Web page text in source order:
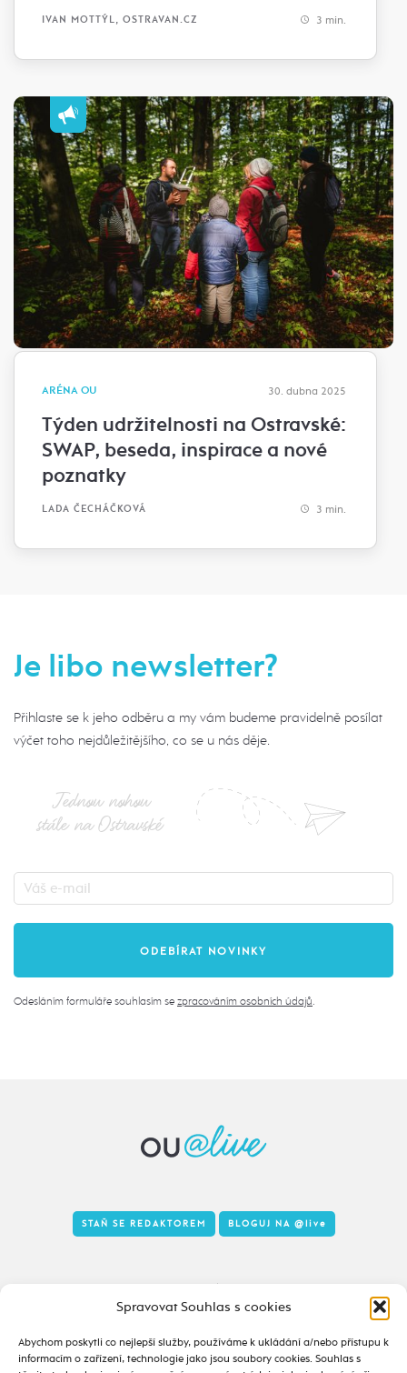
Spravovat Souhlas s cookies
Abychom poskytli co nejlepší služby, používáme k ukládání a/nebo přístupu k
informacím o zařízení, technologie jako jsou soubory cookies. Souhlas s
IVAN MOTTÝL, OSTRAVAN.CZ 3 min.
ARÉNA OU 30. dubna 2025
Týden udržitelnosti na Ostravské:
SWAP, beseda, inspirace a nové
poznatky
LADA ČECHÁČKOVÁ 3 min.
Je libo newsletter?
Přihlaste se k jeho odběru a my vám budeme pravidelně posílat
výčet toho nejdůležitějšího, co se u nás děje.
Jednou nohou
stále na Ostravské
Odesláním formuláře souhlasím se zpracováním osobních údajů.
Tady to taky žije
STAŇ SE REDAKTOREM BLOGUJ NA @live